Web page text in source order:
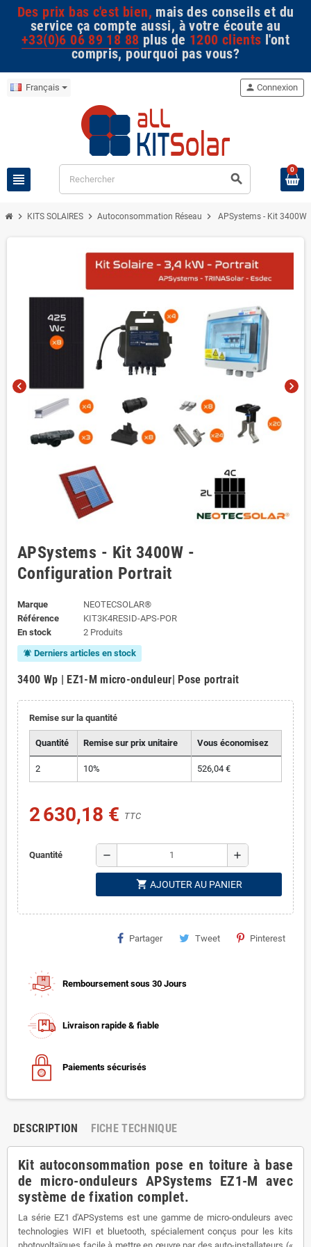
Des prix bas c'est bien, mais des conseils et du
service ça compte aussi, à votre écoute au
+33(0)6 06 89 18 88 plus de 1200 clients l'ont
compris, pourquoi pas vous?
Français
view_headline search
person Connexion
0
chevron_right KITS SOLAIRES chevron_right Autoconsommation Réseau chevron_right APSystems - Kit
chevron_left chevron_right
APSystems - Kit 3400W -
Configuration Portrait
Marque
NEOTECSOLAR®
Référence
KIT3K4RESID-APS-POR
En stock
2 Produits
notifications_active Derniers articles en stock
3400 Wp | EZ1-M micro-onduleur| Pose portrait
Remise sur la quantité
Quantité Remise sur prix unitaire Vous économisez
2 10% 526,04 €
2 630,18 € TTC
Quantité remove add
shopping_cart AJOUTER AU PANIER
Partager Tweet Pinterest
Remboursement sous 30 Jours
Livraison rapide & fiable
Paiements sécurisés
DESCRIPTION FICHE TECHNIQUE
Kit autoconsommation pose en toiture à base
de micro-onduleurs APSystems EZ1-M avec
système de fixation complet.
La série EZ1 d'APSystems est une gamme de micro-onduleurs avec
technologies WIFI et bluetooth, spécialement conçus pour les kits